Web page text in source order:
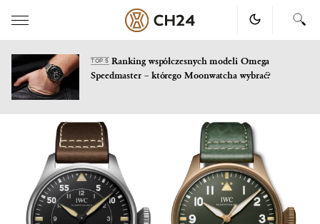
TOP 5Ranking współczesnych modeli Omega
Speedmaster – którego Moonwatcha wybrać?